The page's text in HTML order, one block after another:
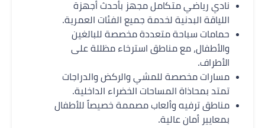
نادي رياضي متكامل مجهز بأحدث أجهزة
اللياقة البدنية لخدمة جميع الفئات العمرية.
حمامات سباحة متعددة مخصصة للبالغين
والأطفال، مع مناطق استرخاء مظللة على
الأطراف.
مسارات مخصصة للمشي والركض والدراجات
تمتد بمحاذاة المساحات الخضراء الداخلية.
مناطق ترفيه وألعاب مصممة خصيصاً للأطفال
بمعايير أمان عالية.